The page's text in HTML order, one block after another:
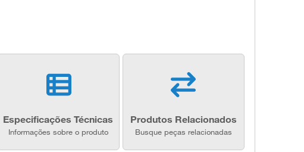
Especificações Técnicas
Informações sobre o produto
Produtos Relacionados
Busque peças relacionadas